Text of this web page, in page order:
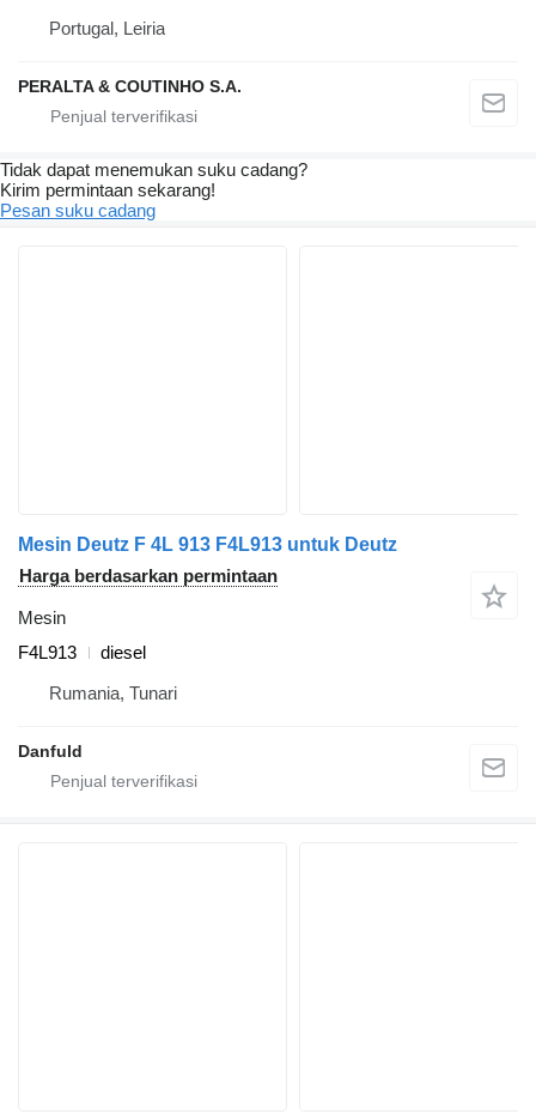
Portugal, Leiria
PERALTA & COUTINHO S.A.
Tidak dapat menemukan suku cadang?
Kirim permintaan sekarang!
Pesan suku cadang
Mesin Deutz F 4L 913 F4L913 untuk Deutz
Harga berdasarkan permintaan
Mesin
F4L913
diesel
Rumania, Tunari
Danfuld